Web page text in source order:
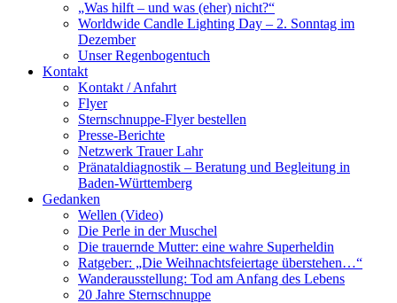
„Was hilft – und was (eher) nicht?“
Worldwide Candle Lighting Day – 2. Sonntag im
Dezember
Unser Regenbogentuch
Kontakt
Kontakt / Anfahrt
Flyer
Sternschnuppe-Flyer bestellen
Presse-Berichte
Netzwerk Trauer Lahr
Pränataldiagnostik – Beratung und Begleitung in
Baden-Württemberg
Gedanken
Wellen (Video)
Die Perle in der Muschel
Die trauernde Mutter: eine wahre Superheldin
Ratgeber: „Die Weihnachtsfeiertage überstehen…“
Wanderausstellung: Tod am Anfang des Lebens
20 Jahre Sternschnuppe